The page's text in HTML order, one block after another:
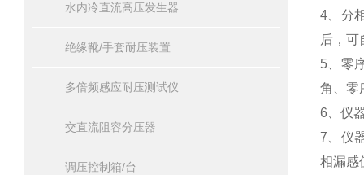
水内冷直流高压发生器
绝缘靴/手套耐压装置
多倍频感应耐压测试仪
交直流阻容分压器
调压控制箱/台
4、分
后，可
5、零
角、零
6、仪
7、仪
相漏感